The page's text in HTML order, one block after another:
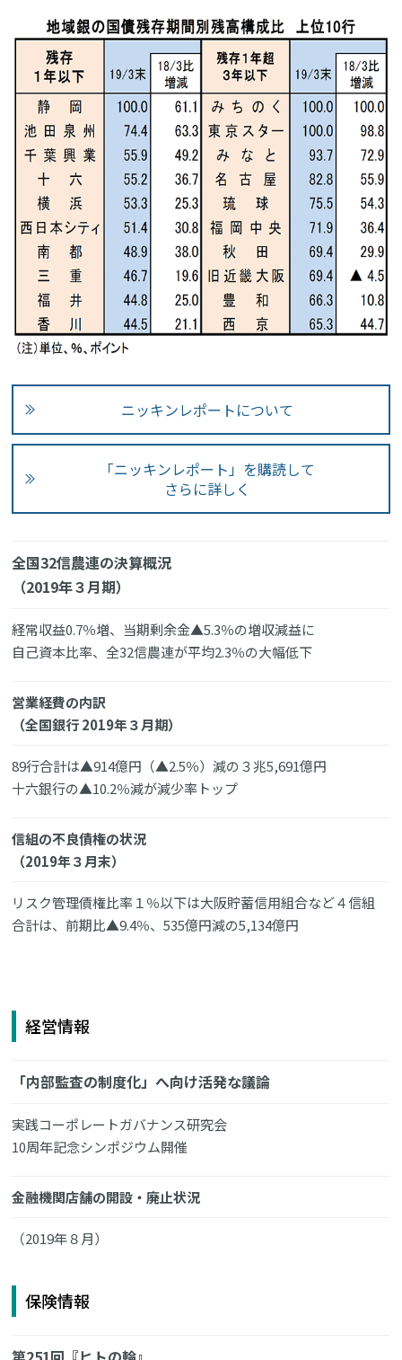
ニッキンレポートについて
「ニッキンレポート」を購読して
さらに詳しく
全国32信農連の決算概況
（2019年３月期）
経常収益0.7％増、当期剰余金▲5.3％の増収減益に
自己資本比率、全32信農連が平均2.3％の大幅低下
営業経費の内訳
（全国銀行 2019年３月期）
89行合計は▲914億円（▲2.5％）減の３兆5,691億円
十六銀行の▲10.2％減が減少率トップ
信組の不良債権の状況
（2019年３月末）
リスク管理債権比率１％以下は大阪貯蓄信用組合など４信組
合計は、前期比▲9.4％、535億円減の5,134億円
経営情報
「内部監査の制度化」へ向け活発な議論
実践コーポレートガバナンス研究会
10周年記念シンポジウム開催
金融機関店舗の開設・廃止状況
（2019年８月）
保険情報